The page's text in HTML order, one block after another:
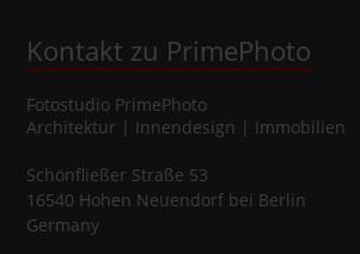
Kontakt zu PrimePhoto
Fotostudio PrimePhoto
Architektur | Innendesign | Immobilien
Schönfließer Straße 53
16540 Hohen Neuendorfbei Berlin
Germany